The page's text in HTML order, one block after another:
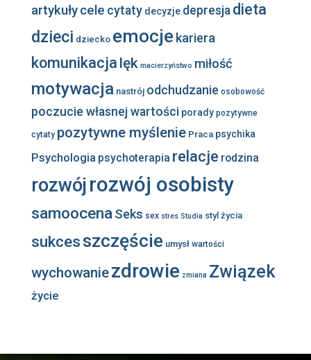
artykułycele cytaty decyzje depresja dieta
dzieci dziecko emocje kariera
komunikacja lęk macierzyństwo miłość
motywacja nastrój odchudzanie osobowość
poczucie własnej wartości porady pozytywne
cytaty pozytywne myślenie Praca psychika
Psychologia psychoterapia relacje rodzina
rozwójrozwój osobisty
samoocenaSeks sex stres Studia styl życia
sukcesszczęście umysł wartości
wychowaniezdrowie zmiana Związek
życie